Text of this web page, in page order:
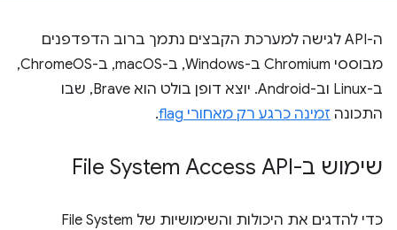
ה-API לגישה למערכת הקבצים נתמך ברוב הדפדפנים
מבוססי Chromium ב-Windows, ב-macOS, ב-ChromeOS,
ב-Linux וב-Android. יוצא דופן בולט הוא Brave, שבו
התכונה זמינה כרגע רק מאחורי flag .
שימוש ב-File System Access API
כדי להדגים את היכולות והשימושיות של File System